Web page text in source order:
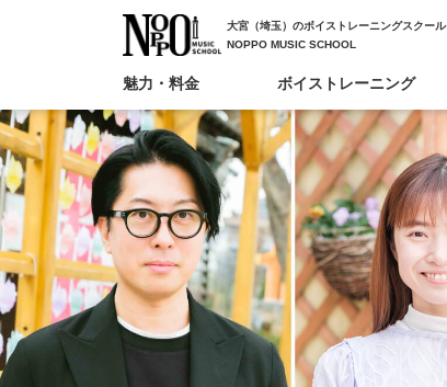
大宮（埼玉）のボイストレーニングスクール
NOPPO MUSIC SCHOOL
魅力・料金 ボイストレーニング